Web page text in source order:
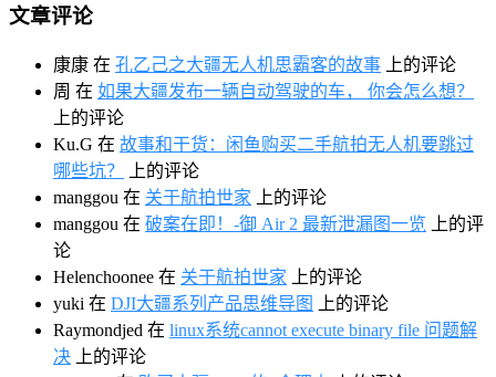
文章评论
康康 在 孔乙己之大疆无人机思霸客的故事 上的评论
周 在 如果大疆发布一辆自动驾驶的车， 你会怎么想？
上的评论
Ku.G 在 故事和干货：闲鱼购买二手航拍无人机要跳过
哪些坑？
上的评论
manggou 在 关于航拍世家 上的评论
manggou 在 破案在即！-御 Air 2 最新泄漏图一览 上的评
论
Helenchoonee 在 关于航拍世家 上的评论
yuki 在 DJI大疆系列产品思维导图
上的评论
Raymondjed 在 linux系统cannot execute binary file 问题解
决 上的评论